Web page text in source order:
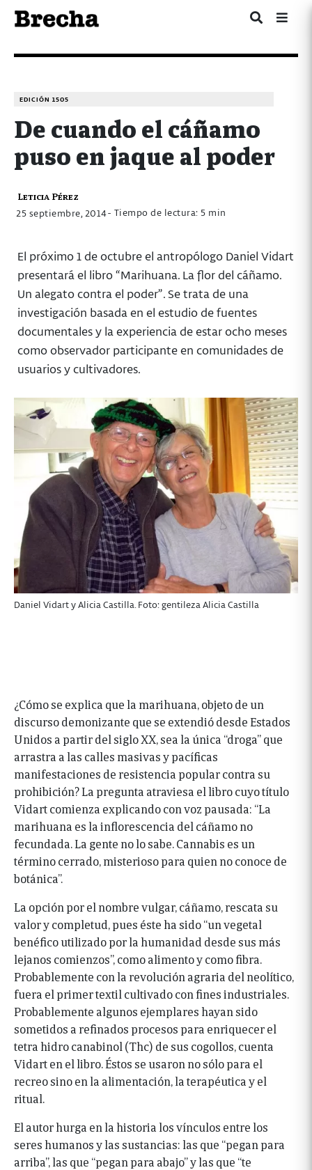
EDICIÓN 1505
De cuando el cáñamo
puso en jaque al poder
Leticia Pérez
25 septiembre, 2014- Tiempo de lectura: 5 min
El próximo 1 de octubre el antropólogo Daniel Vidart
presentará el libro “Marihuana. La flor del cáñamo.
Un alegato contra el poder”. Se trata de una
investigación basada en el estudio de fuentes
documentales y la experiencia de estar ocho meses
como observador participante en comunidades de
usuarios y cultivadores.
Daniel Vidart y Alicia Castilla. Foto: gentileza Alicia Castilla
¿Cómo se explica que la marihuana, objeto de un
discurso demonizante que se extendió desde Estados
Unidos a partir del siglo XX, sea la única “droga” que
arrastra a las calles masivas y pacíficas
manifestaciones de resistencia popular contra su
prohibición? La pregunta atraviesa el libro cuyo título
Vidart comienza explicando con voz pausada: “La
marihuana es la inflorescencia del cáñamo no
fecundada. La gente no lo sabe. Cannabis es un
término cerrado, misterioso para quien no conoce de
botánica”.
La opción por el nombre vulgar, cáñamo, rescata su
valor y completud, pues éste ha sido “un vegetal
benéfico utilizado por la humanidad desde sus más
lejanos comienzos”, como alimento y como fibra.
Probablemente con la revolución agraria del neolítico,
fuera el primer textil cultivado con fines industriales.
Probablemente algunos ejemplares hayan sido
sometidos a refinados procesos para enriquecer el
tetra hidro canabinol (Thc) de sus cogollos, cuenta
Vidart en el libro. Éstos se usaron no sólo para el
recreo sino en la alimentación, la terapéutica y el
ritual.
El autor hurga en la historia los vínculos entre los
seres humanos y las sustancias: las que “pegan para
arriba”, las que “pegan para abajo” y las que “te